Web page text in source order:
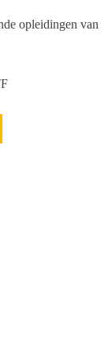
opleidingen van